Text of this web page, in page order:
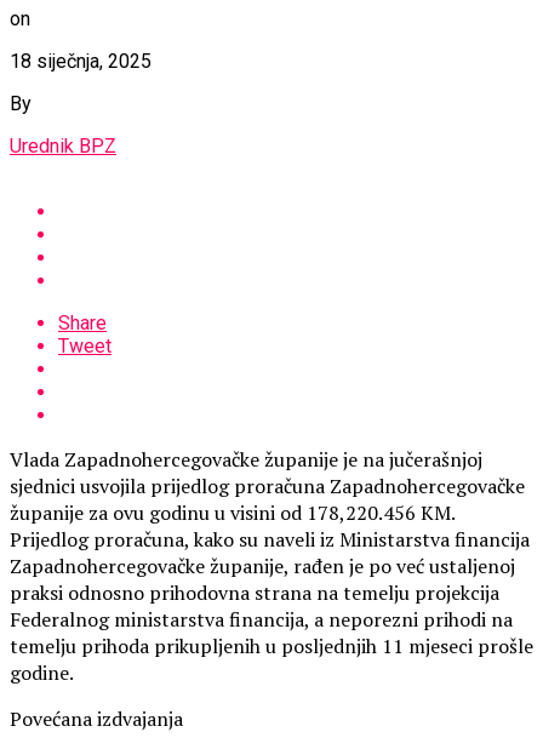
on
18 siječnja, 2025
By
Urednik BPZ
Share
Tweet
Vlada Zapadnohercegovačke županije je na jučerašnjoj
sjednici usvojila prijedlog proračuna Zapadnohercegovačke
županije za ovu godinu u visini od 178,220.456 KM.
Prijedlog proračuna, kako su naveli iz Ministarstva financija
Zapadnohercegovačke županije, rađen je po već ustaljenoj
praksi odnosno prihodovna strana na temelju projekcija
Federalnog ministarstva financija, a neporezni prihodi na
temelju prihoda prikupljenih u posljednjih 11 mjeseci prošle
godine.
Povećana izdvajanja